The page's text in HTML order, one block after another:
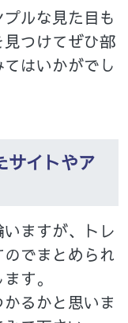
ルな見た目も
つけてぜひ部
はいかがでし
サイトやア
ますが、トレ
でまとめられ
す。
るかと思いま